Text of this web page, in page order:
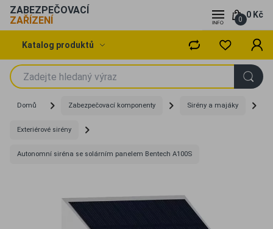
0 Kč
0
ZABEZPEČOVACÍ
ZAŘÍZENÍ
Katalog produktů
Domů Zabezpečovací komponenty Sirény a majáky
Exteriérové sirény
Autonomní siréna se solárním panelem Bentech A100S